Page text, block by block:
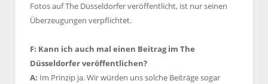
Fotos auf The Düsseldorfer veröffentlicht, ist nur seinen
Überzeugungen verpflichtet.
F: Kann ich auch mal einen Beitrag im The
Düsseldorfer veröffentlichen?
A: Im Prinzip ja. Wir würden uns solche Beiträge sogar